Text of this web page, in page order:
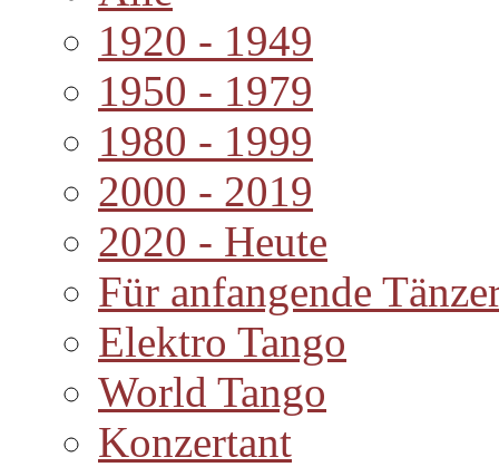
1920 - 1949
1950 - 1979
1980 - 1999
2000 - 2019
2020 - Heute
Für anfangende
Elektro Tango
World Tango
Konzertant